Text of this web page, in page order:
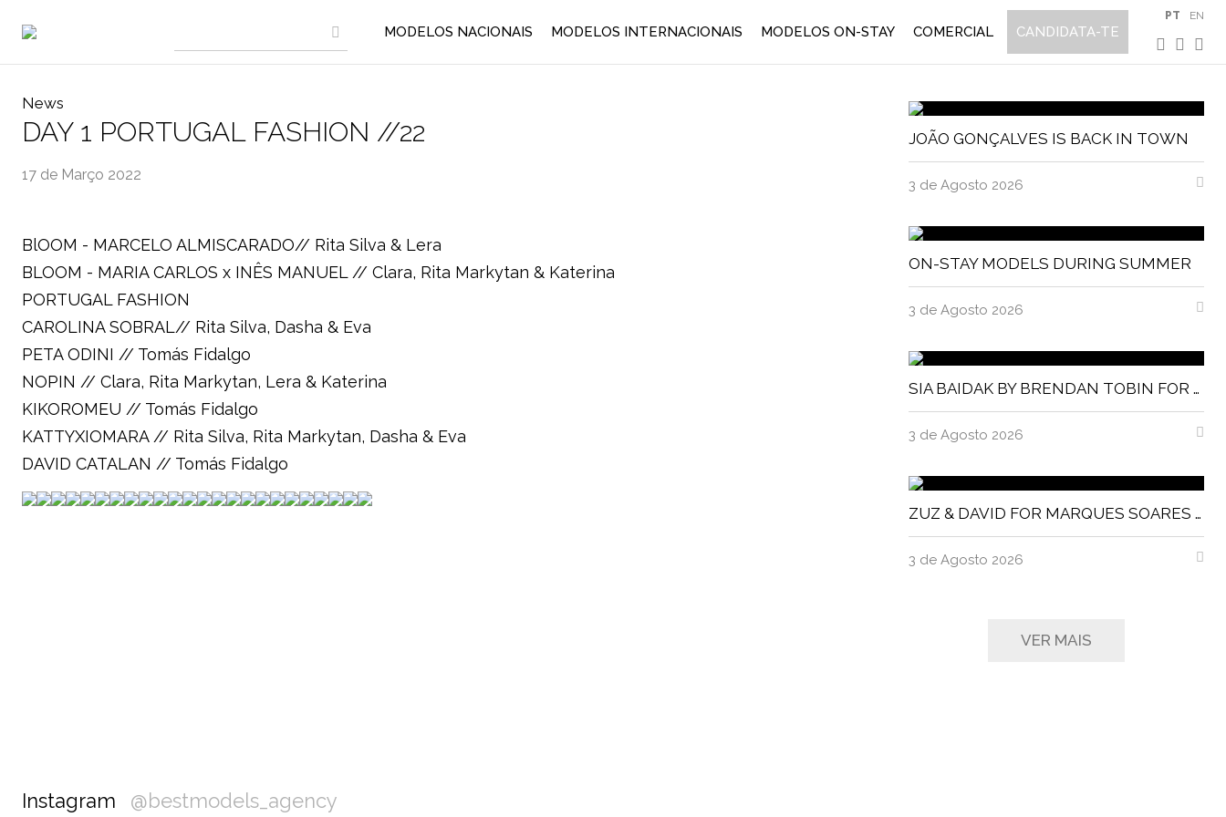
MODELOS NACIONAIS MODELOS INTERNACIONAIS MODELOS ON-STAY COMERCIAL CANDIDATA-TE
PT EN
News
DAY 1 PORTUGAL FASHION //22
17 de Março 2022
BlOOM - MARCELO ALMISCARADO// Rita Silva & Lera
BLOOM - MARIA CARLOS x INÊS MANUEL // Clara, Rita Markytan & Katerina
PORTUGAL FASHION
CAROLINA SOBRAL// Rita Silva, Dasha & Eva
PETA ODINI // Tomás Fidalgo
NOPIN // Clara, Rita Markytan, Lera & Katerina
KIKOROMEU // Tomás Fidalgo
KATTYXIOMARA // Rita Silva, Rita Markytan, Dasha & Eva
DAVID CATALAN // Tomás Fidalgo
JOÃO GONÇALVES IS BACK IN TOWN
3 de Agosto 2026
ON-STAY MODELS DURING SUMMER
3 de Agosto 2026
SIA BAIDAK BY BRENDAN TOBIN FOR MISC MAGAZINE
3 de Agosto 2026
ZUZ & DAVID FOR MARQUES SOARES MAGNITUDE MAGAZINE
3 de Agosto 2026
VER MAIS
Instagram @bestmodels_agency